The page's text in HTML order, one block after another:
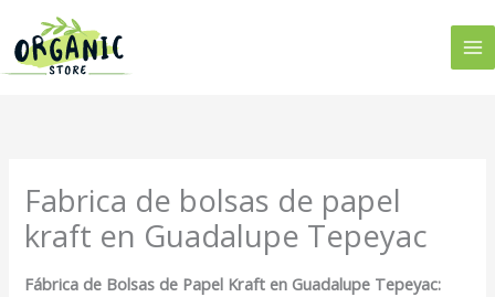
contenido
Fabrica de bolsas de papel
kraft en Guadalupe Tepeyac
Fábrica de Bolsas de Papel Kraft en Guadalupe Tepeyac: